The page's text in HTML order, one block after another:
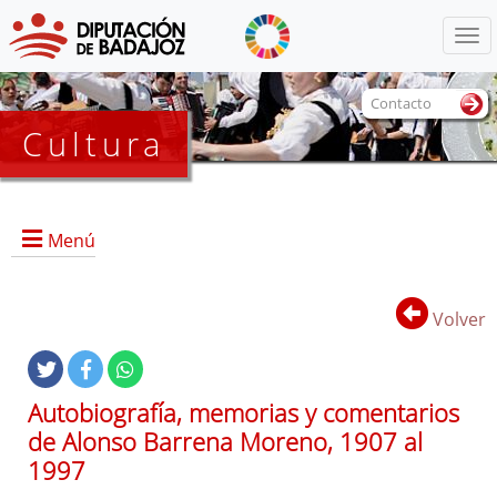
Cultura
Menú
Portada
Información General
Objetivos
Servicios
Colecciones
Volver
Autobiografía, memorias y comentarios
de Alonso Barrena Moreno, 1907 al
1997
Contacto